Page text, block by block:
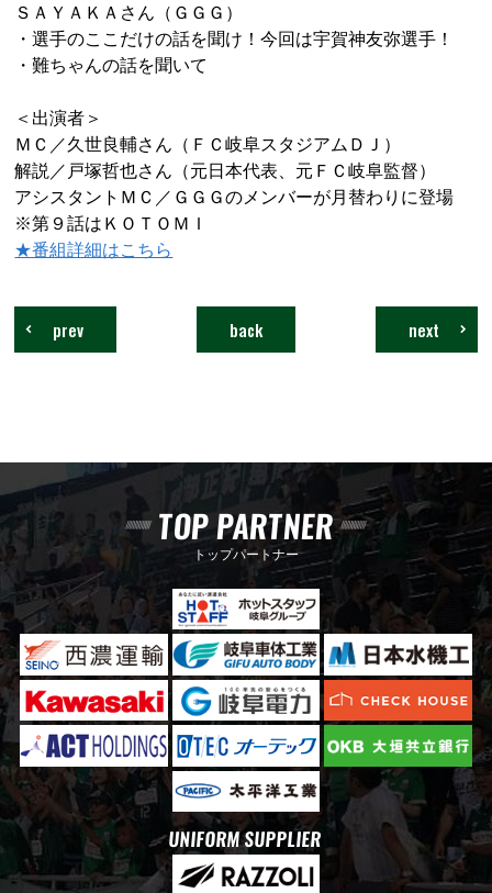
ＳＡＹＡＫＡさん（ＧＧＧ）
・選手のここだけの話を聞け！今回は宇賀神友弥選手！
・難ちゃんの話を聞いて
＜出演者＞
ＭＣ／久世良輔さん（ＦＣ岐阜スタジアムＤＪ）
解説／戸塚哲也さん（元日本代表、元ＦＣ岐阜監督）
アシスタントＭＣ／ＧＧＧのメンバーが月替わりに登場
※第９話はＫＯＴＯＭＩ
★番組詳細はこちら
next
back
prev
TOP PARTNER
トップパートナー
UNIFORM SUPPLIER